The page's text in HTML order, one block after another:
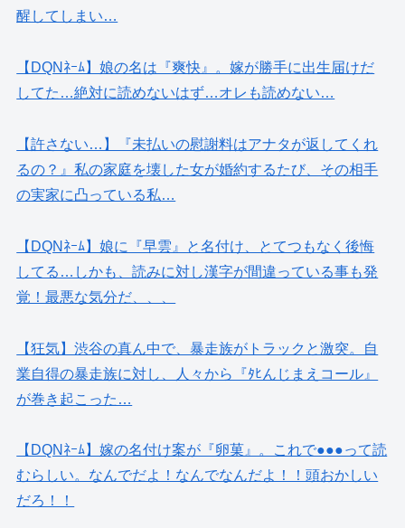
醒してしまい…
【DQNﾈｰﾑ】娘の名は『爽快』。嫁が勝手に出生届けだ
してた…絶対に読めないはず…オレも読めない…
【許さない…】『未払いの慰謝料はアナタが返してくれ
るの？』私の家庭を壊した女が婚約するたび、その相手
の実家に凸っている私…
【DQNﾈｰﾑ】娘に『早雲』と名付け、とてつもなく後悔
してる…しかも、読みに対し漢字が間違っている事も発
覚！最悪な気分だ、、、
【狂気】渋谷の真ん中で、暴走族がトラックと激突。自
業自得の暴走族に対し、人々から『ﾀﾋんじまえコール』
が巻き起こった…
【DQNﾈｰﾑ】嫁の名付け案が『卵菓』。これで●●●って読
むらしい。なんでだよ！なんでなんだよ！！頭おかしい
だろ！！